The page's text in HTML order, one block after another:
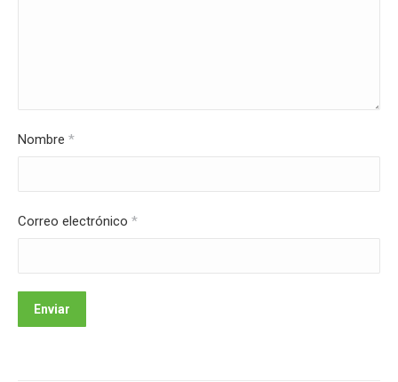
Nombre *
Correo electrónico *